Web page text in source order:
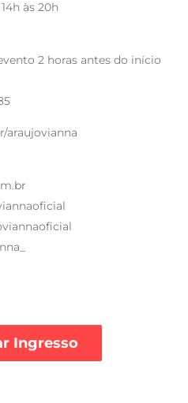
às 20h
2 horas antes do início
araujovianna
Ingresso